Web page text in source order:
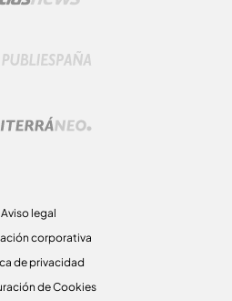
Aviso legal
corporativa
de privacidad
de Cookies